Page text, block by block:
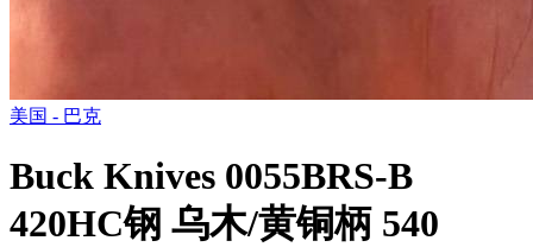
美国 - 巴克
Buck Knives 0055BRS-B
420HC钢 乌木/黄铜柄 540